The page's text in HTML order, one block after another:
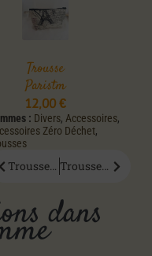
Trousse
Paristm
12,00 €
: Divers,Accessoires,
Zéro Déchet,
Trousse Marocotg Trousse Instrutg
dans